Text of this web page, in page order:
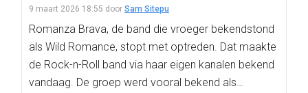
9 maart 2026 18:55 door Sam Sitepu
Romanza Brava, de band die vroeger bekendstond
als Wild Romance, stopt met optreden. Dat maakte
de Rock-n-Roll band via haar eigen kanalen bekend
vandaag. De groep werd vooral bekend als…